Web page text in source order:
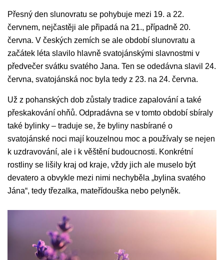
Přesný den slunovratu se pohybuje mezi 19. a 22.
červnem, nejčastěji ale připadá na 21., případně 20.
června. V českých zemích se ale období slunovratu a
začátek léta slavilo hlavně svatojánskými slavnostmi v
předvečer svátku svatého Jana. Ten se odedávna slavil 24.
června, svatojánská noc byla tedy z 23. na 24. června.
Už z pohanských dob zůstaly tradice zapalování a také
přeskakování ohňů. Odpradávna se v tomto období sbíraly
také bylinky – traduje se, že byliny nasbírané o
svatojánské noci mají kouzelnou moc a používaly se nejen
k uzdravování, ale i k věštění budoucnosti. Konkrétní
rostliny se lišily kraj od kraje, vždy jich ale muselo být
devatero a obvykle mezi nimi nechyběla „bylina svatého
Jána“, tedy třezalka, mateřídouška nebo pelyněk.